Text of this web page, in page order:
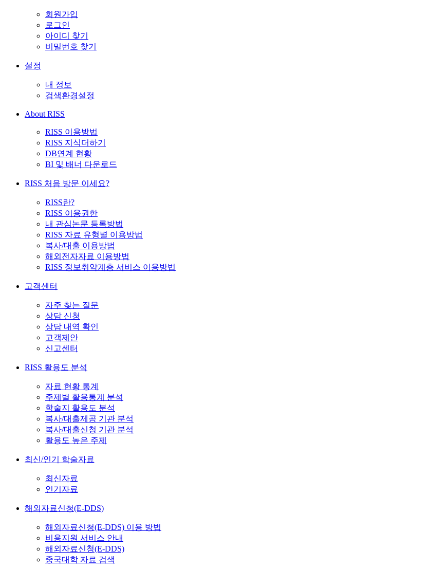
회원가입
로그인
아이디 찾기
비밀번호 찾기
설정
내 정보
검색환경설정
About RISS
RISS 이용방법
RISS 지식더하기
DB연계 현황
BI 및 배너 다운로드
RISS 처음 방문 이세요?
RISS란?
RISS 이용권한
내 관심논문 등록방법
RISS 자료 유형별 이용방법
복사/대출 이용방법
해외전자자료 이용방법
RISS 정보취약계층 서비스 이용방법
고객센터
자주 찾는 질문
상담 신청
상담 내역 확인
고객제안
신고센터
RISS 활용도 분석
자료 현황 통계
주제별 활용통계 분석
학술지 활용도 분석
복사/대출제공 기관 분석
복사/대출신청 기관 분석
활용도 높은 주제
최신/인기 학술자료
최신자료
인기자료
해외자료신청(E-DDS)
해외자료신청(E-DDS) 이용 방법
비용지원 서비스 안내
해외자료신청(E-DDS)
중국대학 자료 검색